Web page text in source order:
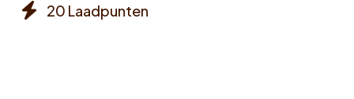
times20 Laadpunten